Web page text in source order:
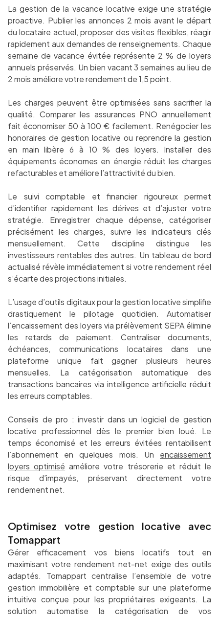
La gestion de la vacance locative exige une stratégie
proactive. Publier les annonces 2 mois avant le départ
du locataire actuel, proposer des visites flexibles, réagir
rapidement aux demandes de renseignements. Chaque
semaine de vacance évitée représente 2 % de loyers
annuels préservés. Un bien vacant 3 semaines au lieu de
2 mois améliore votre rendement de 1,5 point.
Les charges peuvent être optimisées sans sacrifier la
qualité. Comparer les assurances PNO annuellement
fait économiser 50 à 100 € facilement. Renégocier les
honoraires de gestion locative ou reprendre la gestion
en main libère 6 à 10 % des loyers. Installer des
équipements économes en énergie réduit les charges
refacturables et améliore l’attractivité du bien.
Le suivi comptable et financier rigoureux permet
d’identifier rapidement les dérives et d’ajuster votre
stratégie. Enregistrer chaque dépense, catégoriser
précisément les charges, suivre les indicateurs clés
mensuellement. Cette discipline distingue les
investisseurs rentables des autres. Un tableau de bord
actualisé révèle immédiatement si votre rendement réel
s’écarte des projections initiales.
L’usage d’outils digitaux pour la gestion locative simplifie
drastiquement le pilotage quotidien. Automatiser
l’encaissement des loyers via prélèvement SEPA élimine
les retards de paiement. Centraliser documents,
échéances, communications locataires dans une
plateforme unique fait gagner plusieurs heures
mensuelles. La catégorisation automatique des
transactions bancaires via intelligence artificielle réduit
les erreurs comptables.
Conseils de pro : investir dans un logiciel de gestion
locative professionnel dès le premier bien loué. Le
temps économisé et les erreurs évitées rentabilisent
l’abonnement en quelques mois. Un encaissement
loyers optimisé améliore votre trésorerie et réduit le
risque d’impayés, préservant directement votre
rendement net.
Optimisez votre gestion locative avec
Tomappart
Gérer efficacement vos biens locatifs tout en
maximisant votre rendement net-net exige des outils
adaptés. Tomappart centralise l’ensemble de votre
gestion immobilière et comptable sur une plateforme
intuitive conçue pour les propriétaires exigeants. La
solution automatise la catégorisation de vos